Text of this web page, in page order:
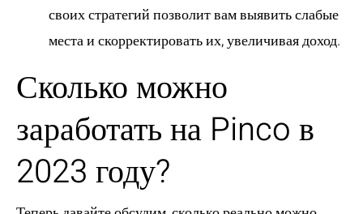
своих стратегий позволит вам выявить слабые
места и скорректировать их, увеличивая доход.
Сколько можно
заработать на Pinco в
2023 году?